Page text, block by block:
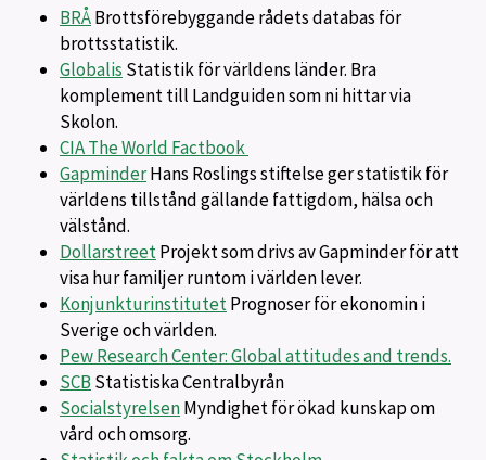
BRÅBrottsförebyggande rådets databas för
brottsstatistik.
Globalis Statistik för världens länder. Bra
komplement till Landguiden som ni hittar via
Skolon.
CIA The World Factbook
GapminderHans Roslings stiftelse ger statistik för
världens tillstånd gällande fattigdom, hälsa och
välstånd.
DollarstreetProjekt som drivs av Gapminder för att
visa hur familjer runtom i världen lever.
KonjunkturinstitutetPrognoser för ekonomin i
Sverige och världen.
Pew Research Center: Global attitudes and trends.
SCB Statistiska Centralbyrån
SocialstyrelsenMyndighet för ökad kunskap om
vård och omsorg.